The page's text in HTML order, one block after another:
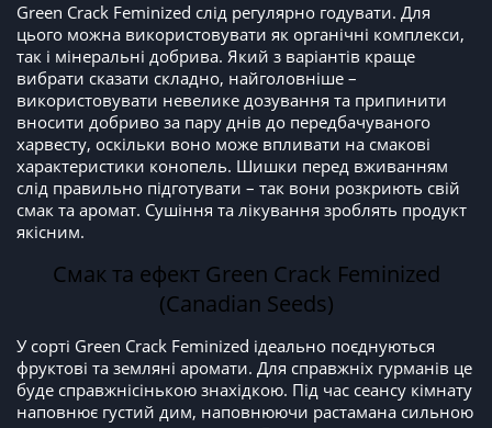
Green Crack Feminized слід регулярно годувати. Для
цього можна використовувати як органічні комплекси,
так і мінеральні добрива. Який з варіантів краще
вибрати сказати складно, найголовніше –
використовувати невелике дозування та припинити
вносити добриво за пару днів до передбачуваного
харвесту, оскільки воно може впливати на смакові
характеристики конопель. Шишки перед вживанням
слід правильно підготувати – так вони розкриють свій
смак та аромат. Сушіння та лікування зроблять продукт
якісним.
Смак та ефект Green Crack Feminized
(Canadian Seeds)
У сорті Green Crack Feminized ідеально поєднуються
фруктові та земляні аромати. Для справжніх гурманів це
буде справжнісінькою знахідкою. Під час сеансу кімнату
наповнює густий дим, наповнюючи растамана сильною